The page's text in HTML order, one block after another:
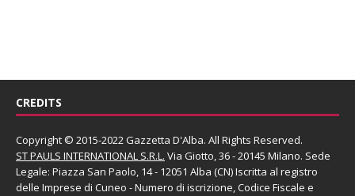
CREDITS
Copyright © 2015-2022 Gazzetta D'Alba. All Rights Reserved.
ST PAULS INTERNATIONAL S.R.L. Via Giotto, 36 - 20145 Milano. Sede
Legale: Piazza San Paolo, 14 - 12051 Alba (CN) Iscritta al registro
delle Imprese di Cuneo - Numero di iscrizione, Codice Fiscale e